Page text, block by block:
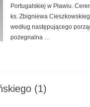
Portugalskiej w Pławiu.
ks. Zbigniewa
według następującego
pożegnalna …
(1)